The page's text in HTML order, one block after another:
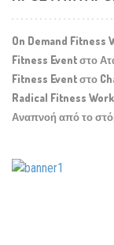
On Demand Fitness
Fitness Event στο
Fitness Event στο
Radical Fitness
Αναπνοή από το